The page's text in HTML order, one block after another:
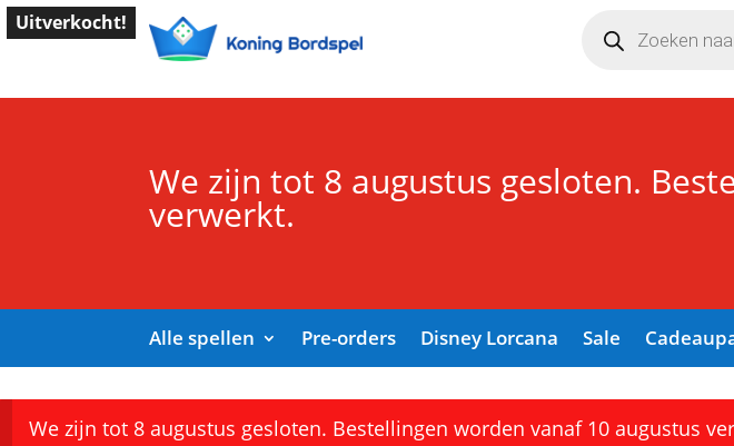
zoeken
We zijn tot 8 augustus gesloten.
verwerkt.
Alle spellen Pre-orders Disney Lorcana Sale
We zijn tot 8 augustus gesloten. Bestellingen worden vanaf 10 augustus
Uitverkocht!